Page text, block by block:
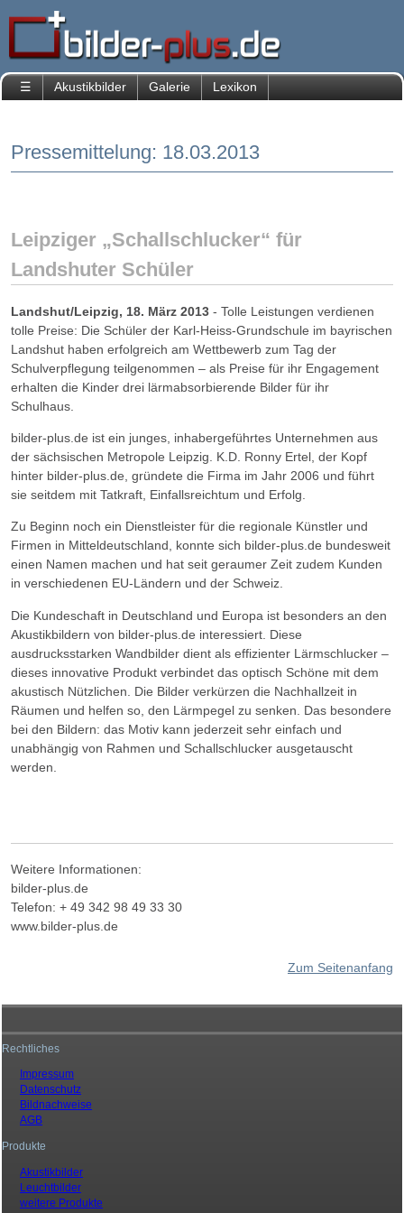
☰ Akustikbilder Galerie
Lexikon
Start
Kontakt
Pressemitteilungen
PM
07.08.2013
18.03.2013
PM
16.05.2012
PM
Angebot
-
Anfrage
Pressemittelung: 18.03.2013
Leipziger „Schallschlucker“ für
Landshuter Schüler
Landshut/Leipzig, 18. März 2013 - Tolle Leistungen verdienen
tolle Preise: Die Schüler der Karl-Heiss-Grundschule im bayrischen
Landshut haben erfolgreich am Wettbewerb zum Tag der
Schulverpflegung teilgenommen – als Preise für ihr Engagement
erhalten die Kinder drei lärmabsorbierende Bilder für ihr
Schulhaus.
bilder-plus.de ist ein junges, inhabergeführtes Unternehmen aus
der sächsischen Metropole Leipzig. K.D. Ronny Ertel, der Kopf
hinter bilder-plus.de, gründete die Firma im Jahr 2006 und führt
sie seitdem mit Tatkraft, Einfallsreichtum und Erfolg.
Zu Beginn noch ein Dienstleister für die regionale Künstler und
Firmen in Mitteldeutschland, konnte sich bilder-plus.de bundesweit
einen Namen machen und hat seit geraumer Zeit zudem Kunden
in verschiedenen EU-Ländern und der Schweiz.
Die Kundeschaft in Deutschland und Europa ist besonders an den
Akustikbildern von bilder-plus.de interessiert. Diese
ausdrucksstarken Wandbilder dient als effizienter Lärmschlucker –
dieses innovative Produkt verbindet das optisch Schöne mit dem
akustisch Nützlichen. Die Bilder verkürzen die Nachhallzeit in
Räumen und helfen so, den Lärmpegel zu senken. Das besondere
bei den Bildern: das Motiv kann jederzeit sehr einfach und
unabhängig von Rahmen und Schallschlucker ausgetauscht
werden.
Weitere Informationen:
bilder-plus.de
Telefon: + 49 342 98 49 33 30
www.bilder-plus.de
Zum Seitenanfang
Rechtliches
Impressum
Datenschutz
Bildnachweise
AGB
Produkte
Akustikbilder
Leuchtbilder
weitere Produkte